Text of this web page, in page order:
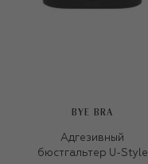
BYE BRA
Адгезивный
бюстгальтер U-Style